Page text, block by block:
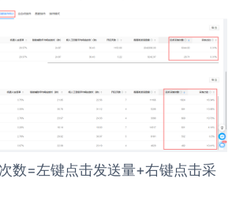
数=左键点击发送量+右键点击采